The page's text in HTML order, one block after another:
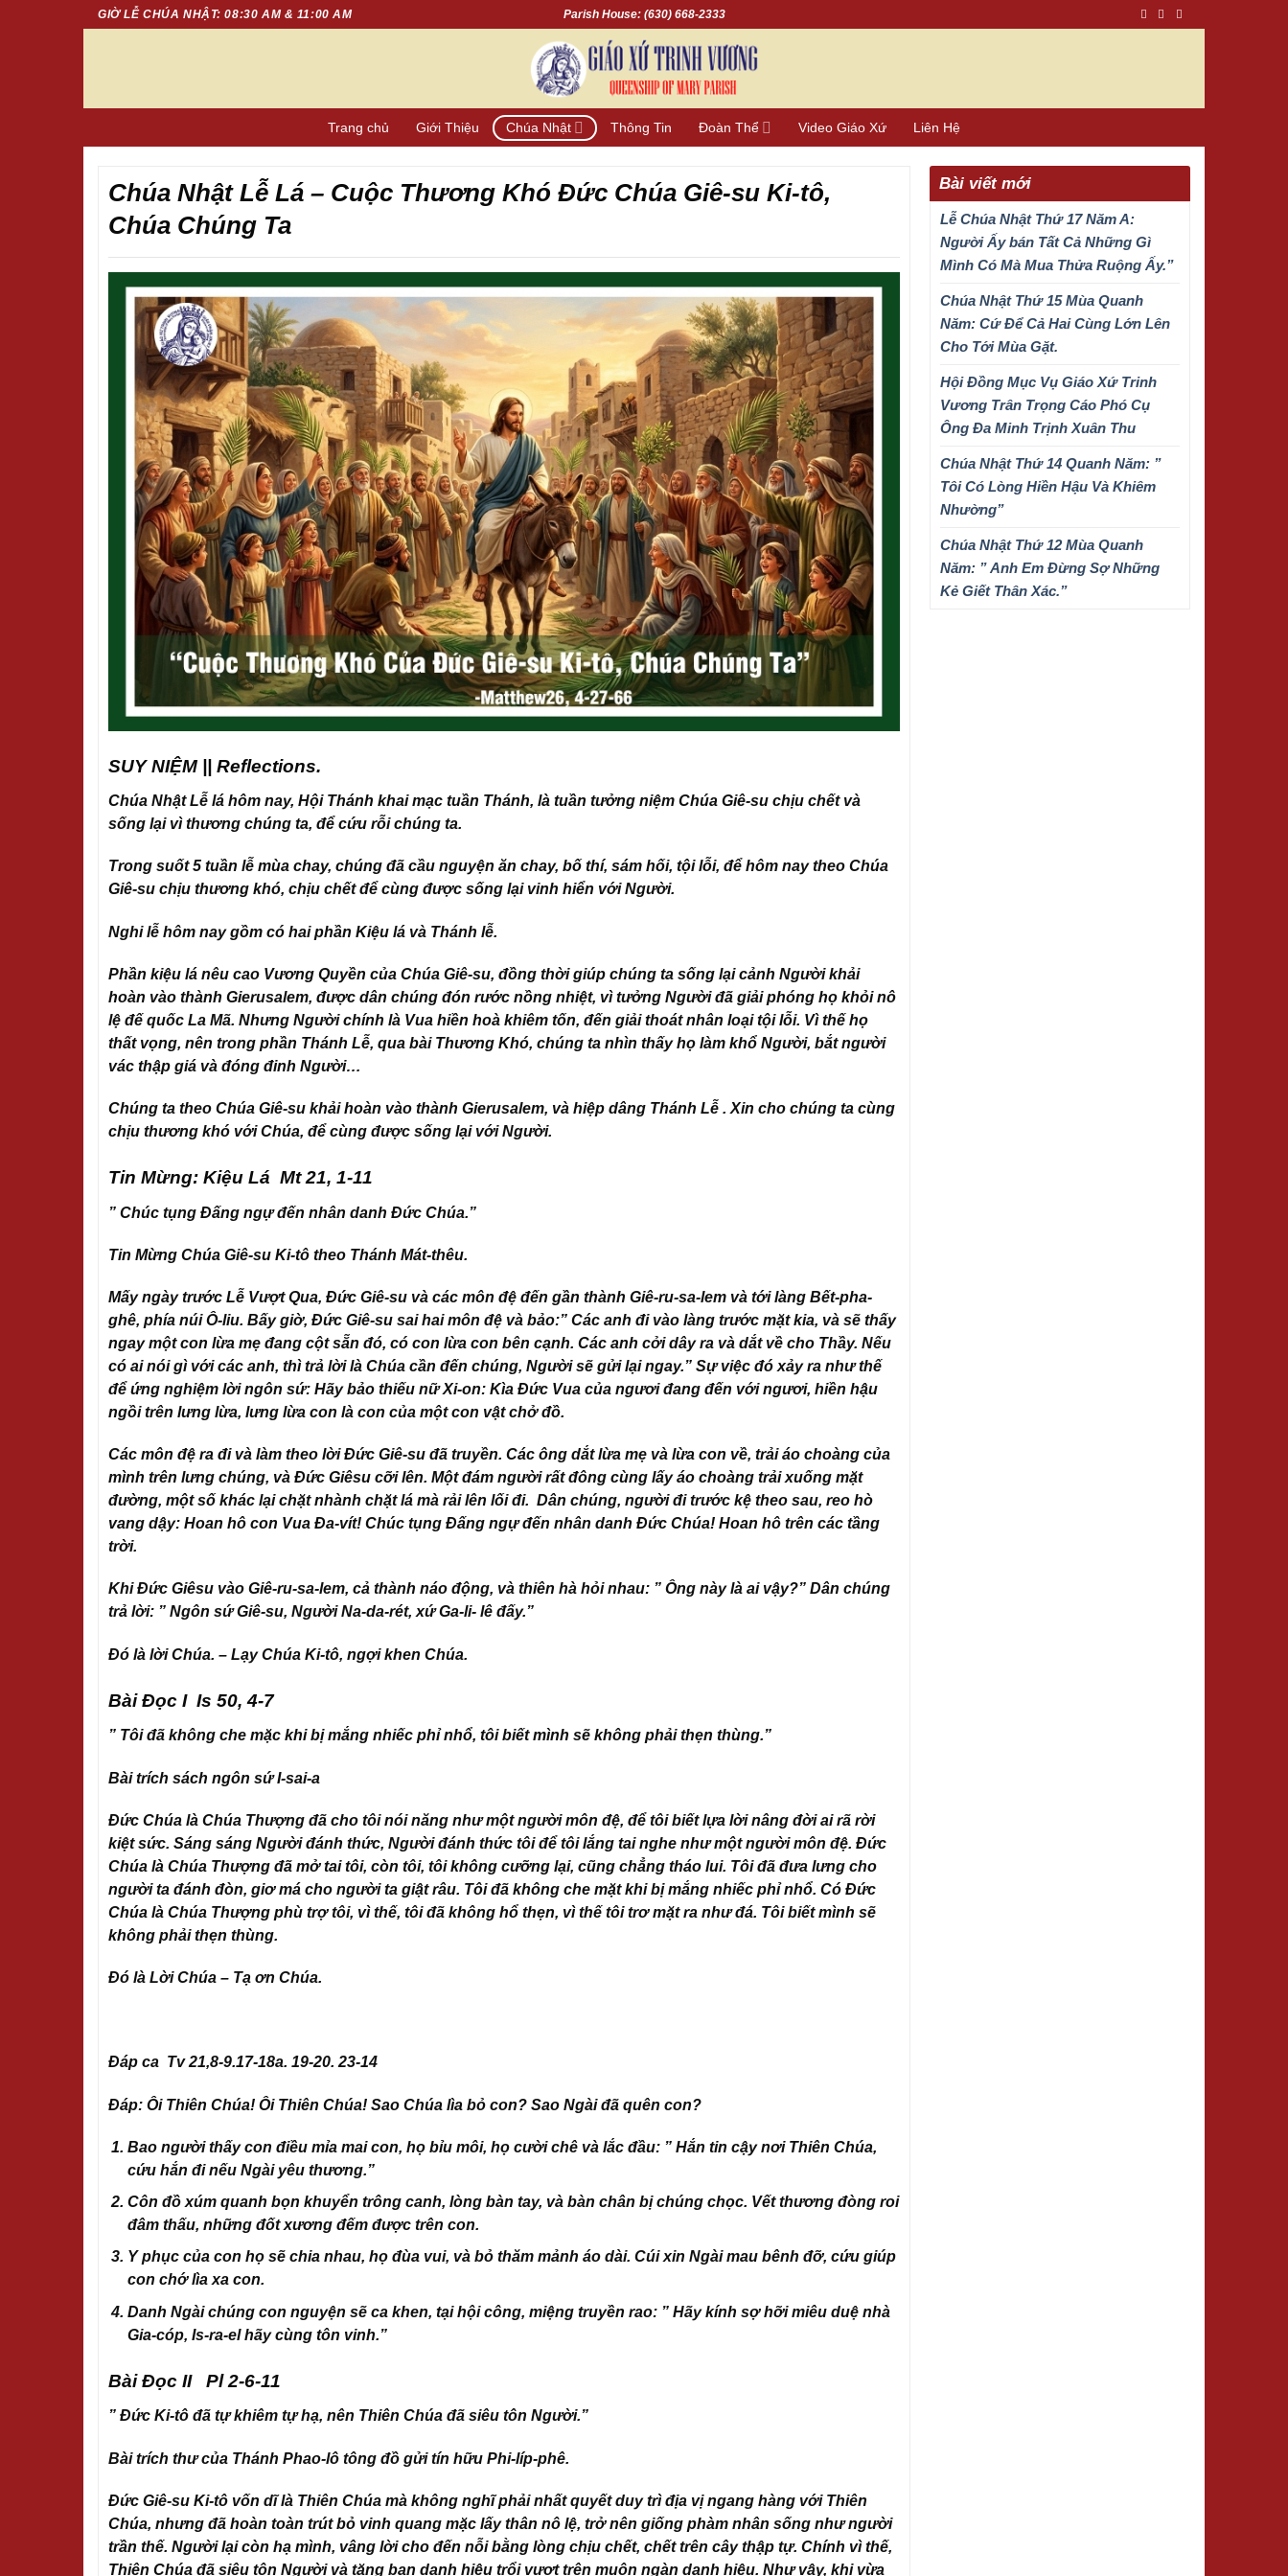
Chuyển
đến
GIỜ LỄ CHÚA NHẬT: 08:30 AM & 11:00 AM Parish House: (630) 668-2333
Trang chủ Giới Thiệu Chúa Nhật Thông Tin Đoàn Thể Video Giáo Xứ Liên Hệ
Chúa Nhật Lễ Lá – Cuộc Thương Khó Đức Chúa Giê-su Ki-tô,
Chúa Chúng Ta
SUY NIỆM || Reflections.
Chúa Nhật Lễ lá hôm nay, Hội Thánh khai mạc tuần Thánh, là tuần tưởng niệm Chúa Giê-su chịu chết và
sống lại vì thương chúng ta, để cứu rỗi chúng ta.
Trong suốt 5 tuần lễ mùa chay, chúng đã cầu nguyện ăn chay, bố thí, sám hối, tội lỗi, để hôm nay theo Chúa
Giê-su chịu thương khó, chịu chết để cùng được sống lại vinh hiển với Người.
Nghi lễ hôm nay gồm có hai phần Kiệu lá và Thánh lễ.
Phần kiệu lá nêu cao Vương Quyền của Chúa Giê-su, đồng thời giúp chúng ta sống lại cảnh Người khải
hoàn vào thành Gierusalem, được dân chúng đón rước nồng nhiệt, vì tưởng Người đã giải phóng họ khỏi nô
lệ đế quốc La Mã. Nhưng Người chính là Vua hiền hoà khiêm tốn, đến giải thoát nhân loại tội lỗi. Vì thế họ
thất vọng, nên trong phần Thánh Lễ, qua bài Thương Khó, chúng ta nhìn thấy họ làm khổ Người, bắt người
vác thập giá và đóng đinh Người…
Chúng ta theo Chúa Giê-su khải hoàn vào thành Gierusalem, và hiệp dâng Thánh Lễ . Xin cho chúng ta cùng
chịu thương khó với Chúa, để cùng được sống lại với Người.
Tin Mừng: Kiệu Lá Mt 21, 1-11
” Chúc tụng Đấng ngự đến nhân danh Đức Chúa.”
Tin Mừng Chúa Giê-su Ki-tô theo Thánh Mát-thêu.
Mấy ngày trước Lễ Vượt Qua, Đức Giê-su và các môn đệ đến gần thành Giê-ru-sa-lem và tới làng Bết-pha-
ghê, phía núi Ô-liu. Bấy giờ, Đức Giê-su sai hai môn đệ và bảo:” Các anh đi vào làng trước mặt kia, và sẽ thấy
ngay một con lừa mẹ đang cột sẵn đó, có con lừa con bên cạnh. Các anh cởi dây ra và dắt về cho Thầy. Nếu
có ai nói gì với các anh, thì trả lời là Chúa cần đến chúng, Người sẽ gửi lại ngay.” Sự việc đó xảy ra như thế
để ứng nghiệm lời ngôn sứ: Hãy bảo thiếu nữ Xi-on: Kìa Đức Vua của ngươi đang đến với ngươi, hiền hậu
ngồi trên lưng lừa, lưng lừa con là con của một con vật chở đồ.
Các môn đệ ra đi và làm theo lời Đức Giê-su đã truyền. Các ông dắt lừa mẹ và lừa con về, trải áo choàng của
mình trên lưng chúng, và Đức Giêsu cỡi lên. Một đám người rất đông cùng lấy áo choàng trải xuống mặt
đường, một số khác lại chặt nhành chặt lá mà rải lên lối đi. Dân chúng, người đi trước kệ theo sau, reo hò
vang dậy: Hoan hô con Vua Đa-vít! Chúc tụng Đấng ngự đến nhân danh Đức Chúa! Hoan hô trên các tầng
trời.
Khi Đức Giêsu vào Giê-ru-sa-lem, cả thành náo động, và thiên hà hỏi nhau: ” Ông này là ai vậy?” Dân chúng
trả lời: ” Ngôn sứ Giê-su, Người Na-da-rét, xứ Ga-li- lê đấy.”
Đó là lời Chúa. – Lạy Chúa Ki-tô, ngợi khen Chúa.
Bài Đọc I Is 50, 4-7
” Tôi đã không che mặc khi bị mắng nhiếc phỉ nhổ, tôi biết mình sẽ không phải thẹn thùng.”
Bài trích sách ngôn sứ I-sai-a
Đức Chúa là Chúa Thượng đã cho tôi nói năng như một người môn đệ, để tôi biết lựa lời nâng đời ai rã rời
kiệt sức. Sáng sáng Người đánh thức, Người đánh thức tôi để tôi lắng tai nghe như một người môn đệ. Đức
Chúa là Chúa Thượng đã mở tai tôi, còn tôi, tôi không cưỡng lại, cũng chẳng tháo lui. Tôi đã đưa lưng cho
người ta đánh đòn, giơ má cho người ta giật râu. Tôi đã không che mặt khi bị mắng nhiếc phỉ nhổ. Có Đức
Chúa là Chúa Thượng phù trợ tôi, vì thế, tôi đã không hổ thẹn, vì thế tôi trơ mặt ra như đá. Tôi biết mình sẽ
không phải thẹn thùng.
Đó là Lời Chúa – Tạ ơn Chúa.
Đáp ca Tv 21,8-9.17-18a. 19-20. 23-14
Đáp: Ôi Thiên Chúa! Ôi Thiên Chúa! Sao Chúa lìa bỏ con? Sao Ngài đã quên con?
Bao người thấy con điều mỉa mai con, họ bỉu môi, họ cười chê và lắc đầu: ” Hắn tin cậy nơi Thiên Chúa,
cứu hắn đi nếu Ngài yêu thương.”
Côn đồ xúm quanh bọn khuyển trông canh, lòng bàn tay, và bàn chân bị chúng chọc. Vết thương đòng roi
đâm thấu, những đốt xương đếm được trên con.
Y phục của con họ sẽ chia nhau, họ đùa vui, và bỏ thăm mảnh áo dài. Cúi xin Ngài mau bênh đỡ, cứu giúp
con chớ lìa xa con.
Danh Ngài chúng con nguyện sẽ ca khen, tại hội công, miệng truyền rao: ” Hãy kính sợ hỡi miêu duệ nhà
Gia-cóp, Is-ra-el hãy cùng tôn vinh.”
Bài Đọc II Pl 2-6-11
” Đức Ki-tô đã tự khiêm tự hạ, nên Thiên Chúa đã siêu tôn Người.”
Bài trích thư của Thánh Phao-lô tông đồ gửi tín hữu Phi-líp-phê.
Đức Giê-su Ki-tô vốn dĩ là Thiên Chúa mà không nghĩ phải nhất quyết duy trì địa vị ngang hàng với Thiên
Chúa, nhưng đã hoàn toàn trút bỏ vinh quang mặc lấy thân nô lệ, trở nên giống phàm nhân sống như người
trần thế. Người lại còn hạ mình, vâng lời cho đến nỗi bằng lòng chịu chết, chết trên cây thập tự. Chính vì thế,
Thiên Chúa đã siêu tôn Người và tặng ban danh hiệu trổi vượt trên muôn ngàn danh hiệu. Như vậy, khi vừa
Bài viết mới
Lễ Chúa Nhật Thứ 17 Năm A:
Người Ấy bán Tất Cả Những Gì
Mình Có Mà Mua Thửa Ruộng Ấy.”
Chúa Nhật Thứ 15 Mùa Quanh
Năm: Cứ Để Cả Hai Cùng Lớn Lên
Cho Tới Mùa Gặt.
Hội Đồng Mục Vụ Giáo Xứ Trinh
Vương Trân Trọng Cáo Phó Cụ
Ông Đa Minh Trịnh Xuân Thu
Chúa Nhật Thứ 14 Quanh Năm: ”
Tôi Có Lòng Hiền Hậu Và Khiêm
Nhường”
Chúa Nhật Thứ 12 Mùa Quanh
Năm: ” Anh Em Đừng Sợ Những
Kẻ Giết Thân Xác.”